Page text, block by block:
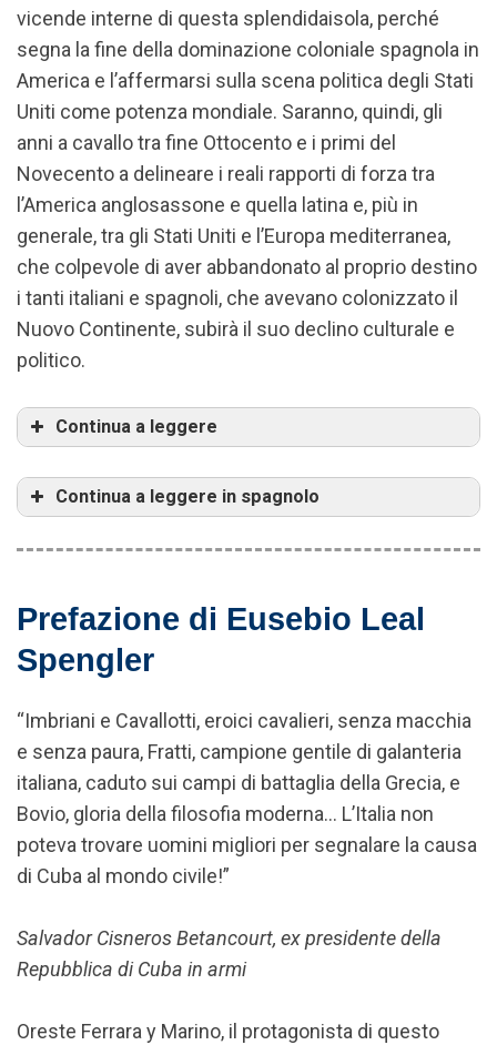
vicende interne di questa splendidaisola, perché
segna la fine della dominazione coloniale spagnola in
America e l’affermarsi sulla scena politica degli Stati
Uniti come potenza mondiale. Saranno, quindi, gli
anni a cavallo tra fine Ottocento e i primi del
Novecento a delineare i reali rapporti di forza tra
l’America anglosassone e quella latina e, più in
generale, tra gli Stati Uniti e l’Europa mediterranea,
che colpevole di aver abbandonato al proprio destino
i tanti italiani e spagnoli, che avevano colonizzato il
Nuovo Continente, subirà il suo declino culturale e
politico.
Continua a leggere
Continua a leggere in spagnolo
Prefazione di Eusebio Leal
Spengler
“Imbriani e Cavallotti, eroici cavalieri, senza macchia
e senza paura, Fratti, campione gentile di galanteria
italiana, caduto sui campi di battaglia della Grecia, e
Bovio, gloria della filosofia moderna… L’Italia non
poteva trovare uomini migliori per segnalare la causa
di Cuba al mondo civile!”
Salvador Cisneros Betancourt, ex presidente della
Repubblica di Cuba in armi
Oreste Ferrara y Marino, il protagonista di questo